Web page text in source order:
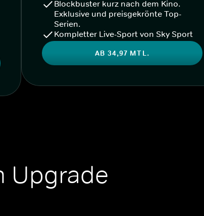
Blockbuster kurz nach dem Kino.
Exklusive und preisgekrönte Top-
Serien.
Kompletter Live-Sport von Sky Sport
AB 34,97 MTL.
Upgrade